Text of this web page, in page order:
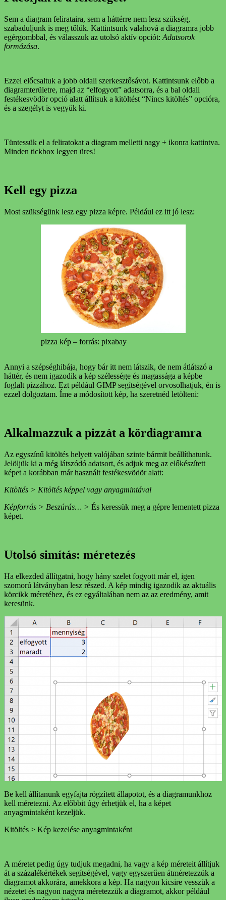
Sem a diagram felirataira, sem a háttérre nem lesz szükség,
szabaduljunk is meg tőlük. Kattintsunk valahová a diagramra jobb
egérgombbal, és válasszuk az utolsó aktív opciót: Adatsorok
formázása.
Ezzel előcsaltuk a jobb oldali szerkesztősávot. Kattintsunk előbb a
diagramterületre, majd az “elfogyott” adatsorra, és a bal oldali
festékesvödör opció alatt állítsuk a kitöltést “Nincs kitöltés” opcióra,
és a szegélyt is vegyük ki.
Tüntessük el a feliratokat a diagram melletti nagy + ikonra kattintva.
Minden tickbox legyen üres!
Kell egy pizza
Most szükségünk lesz egy pizza képre. Például ez itt jó lesz:
pizza kép – forrás: pixabay
Annyi a szépséghibája, hogy bár itt nem látszik, de nem átlátszó a
háttér, és nem igazodik a kép szélessége és magassága a képbe
foglalt pizzához. Ezt például GIMP segítségével orvosolhatjuk, én is
ezzel dolgoztam. Íme a módosított kép, ha szeretnéd letölteni:
Alkalmazzuk a pizzát a kördiagramra
Az egyszínű kitöltés helyett valójában szinte bármit beállíthatunk.
Jelöljük ki a még látszódó adatsort, és adjuk meg az előkészített
képet a korábban már használt festékesvödör alatt:
Kitöltés > Kitöltés képpel vagy anyagmintával
Képforrás > Beszúrás… > És keressük meg a gépre lementett pizza
képet.
Utolsó simítás: méretezés
Ha elkezded állítgatni, hogy hány szelet fogyott már el, igen
szomorú látványban lesz részed. A kép mindig igazodik az aktuális
körcikk méretéhez, és ez egyáltalában nem az az eredmény, amit
keresünk.
Be kell állítanunk egyfajta rögzített állapotot, és a diagramunkhoz
kell méretezni. Az előbbit úgy érhetjük el, ha a képet
anyagmintaként kezeljük.
Kitöltés > Kép kezelése anyagmintaként
A méretet pedig úgy tudjuk megadni, ha vagy a kép méreteit állítjuk
át a százalékértékek segítségével, vagy egyszerűen átméretezzük a
diagramot akkorára, amekkora a kép. Ha nagyon kicsire vesszük a
nézetet és nagyon nagyra méretezzük a diagramot, akkor például